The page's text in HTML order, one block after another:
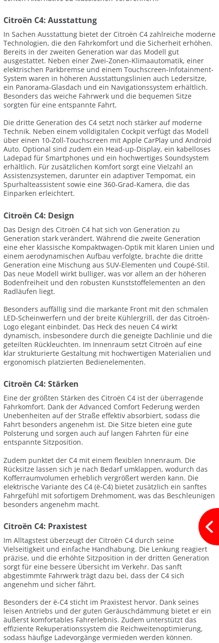
Citroën C4: Ausstattung
In Sachen Ausstattung bietet der Citroën C4 zahlreiche moderne
Technologien, die den Fahrkomfort und die Sicherheit erhöhen.
Bereits in der zweiten Generation war das Modell gut
ausgestattet. Neben einer Zwei-Zonen-Klimaautomatik, einer
elektrischen Parkbremse und einem Touchscreen-Infotainment-
System waren in höheren Ausstattungslinien auch Ledersitze,
ein Panorama-Glasdach und ein Navigationssystem erhältlich.
Besonders das weiche Fahrwerk und die bequemen Sitze
sorgten für eine entspannte Fahrt.
Die dritte Generation des C4 setzt noch stärker auf moderne
Technik. Neben einem volldigitalen Cockpit verfügt das Modell
über einen 10-Zoll-Touchscreen mit Apple CarPlay und Android
Auto. Optional sind zudem ein Head-up-Display, ein kabelloses
Ladepad für Smartphones und ein hochwertiges Soundsystem
erhältlich. Für zusätzlichen Komfort sorgt eine Vielzahl an
Assistenzsystemen, darunter ein adaptiver Tempomat, ein
Spurhalteassistent sowie eine 360-Grad-Kamera, die das
Einparken erleichtert.
Citroën C4: Design
Das Design des Citroën C4 hat sich von Generation zu
Generation stark verändert. Während die zweite Generation
eine eher klassische Kompaktwagen-Optik mit klaren Linien und
einem aerodynamischen Aufbau verfolgte, brachte die dritte
Generation eine Mischung aus SUV-Elementen und Coupé-Stil.
Das neue Modell wirkt bulliger, was vor allem an der höheren
Bodenfreiheit und den robusten Kunststoffelementen an den
Radläufen liegt.
Besonders auffällig sind die markante Front mit den schmalen
LED-Scheinwerfern und der breite Kühlergrill, der das Citroën-
Logo elegant einbindet. Das Heck des neuen C4 wirkt
dynamisch, insbesondere durch die geneigte Dachlinie und die
geteilten Rückleuchten. Im Innenraum setzt Citroën auf eine
klar strukturierte Gestaltung mit hochwertigen Materialien und
ergonomisch platzierten Bedienelementen.
Citroën C4: Stärken
Eine der größten Stärken des Citroën C4 ist der überragende
Fahrkomfort. Dank der Advanced Comfort Federung werden
Unebenheiten auf der Straße effektiv absorbiert, sodass die
Fahrt besonders angenehm ist. Die Sitze bieten eine gute
Polsterung und sorgen auch auf langen Fahrten für eine
entspannte Sitzposition.
Zudem punktet der C4 mit einem flexiblen Innenraum. Die
Rücksitze lassen sich je nach Bedarf umklappen, wodurch das
Kofferraumvolumen erheblich vergrößert werden kann. Die
elektrische Variante des C4 (ë-C4) bietet zusätzlich ein sanftes
Fahrgefühl mit sofortigem Drehmoment, was das Beschleunigen
besonders angenehm macht.
Citroën C4: Praxistest
Im Alltagstest überzeugt der Citroën C4 durch seine
Vielseitigkeit und einfache Handhabung. Die Lenkung reagiert
präzise, und die erhöhte Sitzposition in der dritten Generation
sorgt für eine bessere Übersicht im Verkehr. Das sanft
abgestimmte Fahrwerk trägt dazu bei, dass der C4 sich
angenehm und sicher fährt.
Besonders der ë-C4 sticht im Praxistest hervor. Dank seines
leisen Antriebs und der guten Geräuschdämmung bietet er ein
äußerst komfortables Fahrerlebnis. Zudem unterstützt das
effiziente Rekuperationssystem die Reichweitenoptimierung,
sodass häufige Ladevorgänge vermieden werden können.